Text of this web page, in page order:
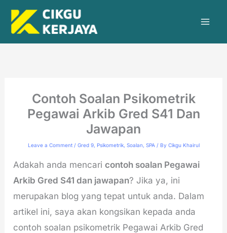
Skip
Contoh Soalan Psikometrik
Pegawai Arkib Gred S41 Dan
Jawapan
Leave a Comment / Gred 9, Psikometrik, Soalan, SPA / By Cikgu Khairul
Adakah anda mencaricontoh soalan Pegawai
Arkib Gred S41 dan jawapan? Jika ya, ini
merupakan blog yang tepat untuk anda. Dalam
artikel ini, saya akan kongsikan kepada anda
contoh soalan psikometrik Pegawai Arkib Gred